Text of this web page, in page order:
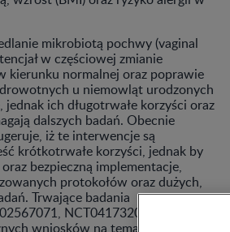
mikrobiotą pochwy (vaginal
w częściowej zmianie
kierunku normalnej oraz poprawie
u niemowląt urodzonych
jednak ich długotrwałe korzyści oraz
dalszych badań. Obecnie
iż te interwencje są
krótkotrwałe korzyści, jednak by
bezpieczną implementacje,
protokołów oraz dużych,
Trwające badania
NCT04173208) być może
wniosków na temat